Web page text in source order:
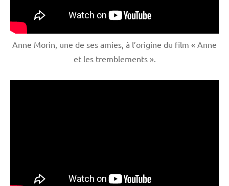
Anne Morin, une de ses amies, à l’origine du film « Anne
et les tremblements ».